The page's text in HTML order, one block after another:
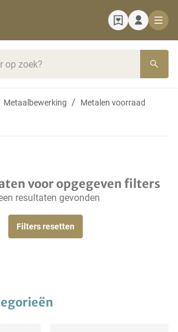
Metaalbewerking Metalen voorraad
voor opgegeven filters
resultaten gevonden
Filters resetten